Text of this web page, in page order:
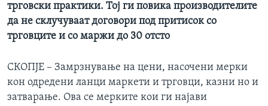
трговски практики. Тој ги повика производителите
да не склучуваат договори под притисок со
трговците и со маржи до 30 отсто
СКОПЈЕ – Замрзнување на цени, насочени мерки
кон одредени ланци маркети и трговци, казни но и
затварање. Ова се мерките кои ги најави